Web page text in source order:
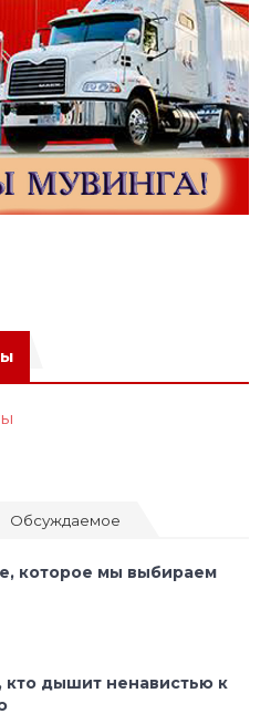
Обсуждаемое
которое мы выбираем
кто дышит ненавистью к